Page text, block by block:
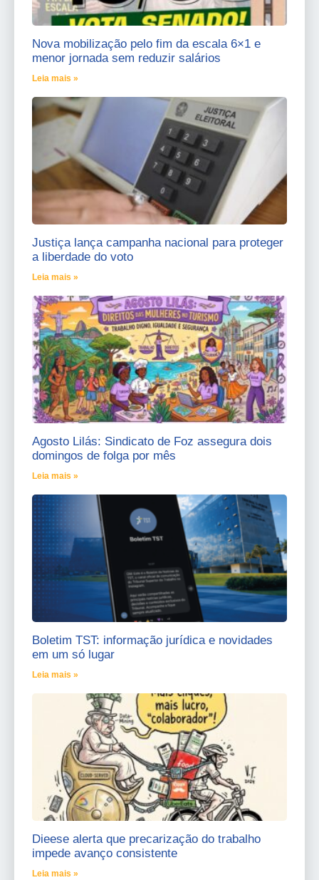
Nova mobilização pelo fim da escala 6×1 e
menor jornada sem reduzir salários
Leia mais »
Justiça lança campanha nacional para proteger
a liberdade do voto
Leia mais »
Agosto Lilás: Sindicato de Foz assegura dois
domingos de folga por mês
Leia mais »
Boletim TST: informação jurídica e novidades
em um só lugar
Leia mais »
Dieese alerta que precarização do trabalho
impede avanço consistente
Leia mais »